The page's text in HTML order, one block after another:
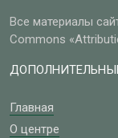
Все материалы
Commons
Главная
О центре